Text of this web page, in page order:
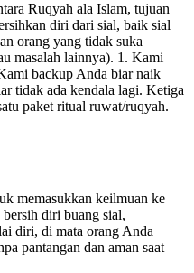
Ruqyah ala Islam, tujuan
diri dari sial, baik sial
orang yang tidak suka
masalah lainnya). 1. Kami
backup Anda biar naik
tidak ada kendala lagi. Ketiga
paket ritual ruwat/ruqyah.
memasukkan keilmuan ke
diri buang sial,
diri, di mata orang Anda
pantangan dan aman saat